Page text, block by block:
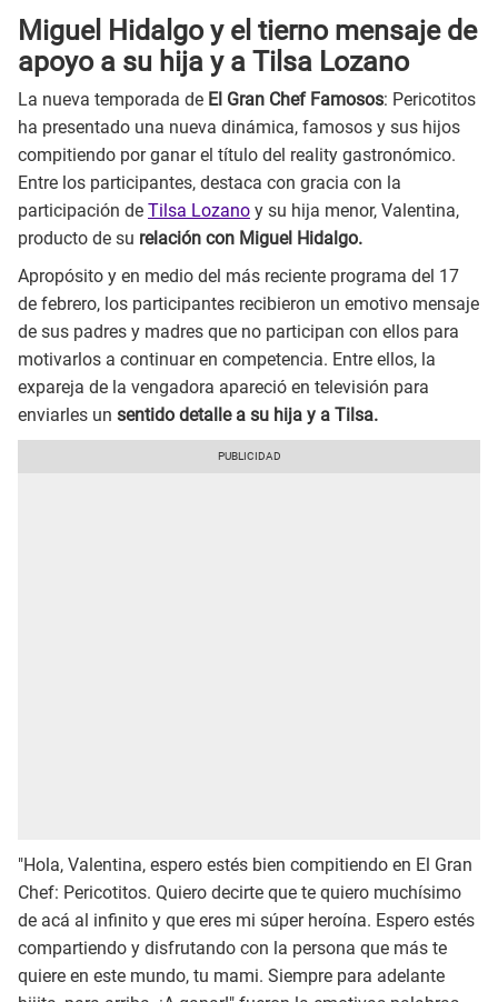
Miguel Hidalgo y el tierno mensaje de
apoyo a su hija y a Tilsa Lozano
La nueva temporada de El Gran Chef Famosos: Pericotitos
ha presentado una nueva dinámica, famosos y sus hijos
compitiendo por ganar el título del reality gastronómico.
Entre los participantes, destaca con gracia con la
participación de Tilsa Lozano y su hija menor, Valentina,
producto de su relación con Miguel Hidalgo.
Apropósito y en medio del más reciente programa del 17
de febrero, los participantes recibieron un emotivo mensaje
de sus padres y madres que no participan con ellos para
motivarlos a continuar en competencia. Entre ellos, la
expareja de la vengadora apareció en televisión para
enviarles un sentido detalle a su hija y a Tilsa.
"Hola, Valentina, espero estés bien compitiendo en El Gran
Chef: Pericotitos. Quiero decirte que te quiero muchísimo
de acá al infinito y que eres mi súper heroína. Espero estés
compartiendo y disfrutando con la persona que más te
quiere en este mundo, tu mami. Siempre para adelante